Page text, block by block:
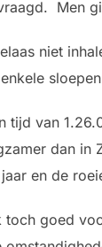
Men
niet
tijd van
dan in
en de
toch goed